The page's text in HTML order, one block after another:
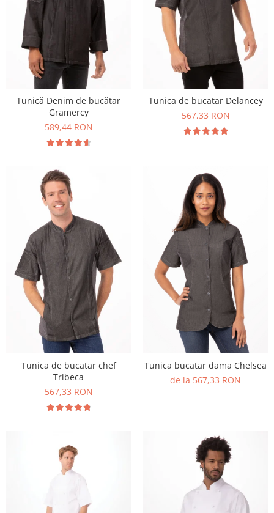
Tunică Denim de bucătar
Gramercy
589,44 RON
Tunica de bucatar Delancey
567,33 RON
Tunica de bucatar chef
Tribeca
567,33 RON
Tunica bucatar dama Chelsea
de la 567,33 RON